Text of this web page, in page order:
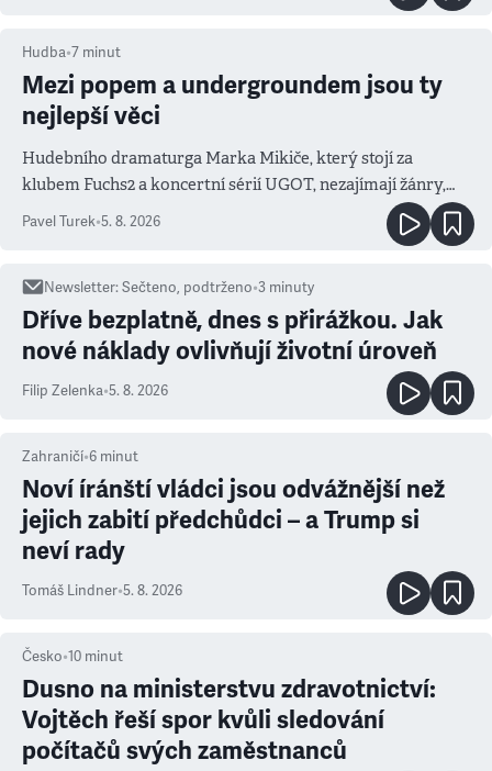
Hudba•7 minut
Mezi popem a undergroundem jsou ty
nejlepší věci
Hudebního dramaturga Marka Mikiče, který stojí za
klubem Fuchs2 a koncertní sérií UGOT, nezajímají žánry,
ale atmosféra
Pavel Turek•5. 8. 2026
Newsletter:Sečteno, podtrženo•3 minuty
Dříve bezplatně, dnes s přirážkou. Jak
nové náklady ovlivňují životní úroveň
Filip Zelenka•5. 8. 2026
Zahraničí•6 minut
Noví íránští vládci jsou odvážnější než
jejich zabití předchůdci – a Trump si
neví rady
Tomáš Lindner•5. 8. 2026
Česko•10 minut
Dusno na ministerstvu zdravotnictví:
Vojtěch řeší spor kvůli sledování
počítačů svých zaměstnanců